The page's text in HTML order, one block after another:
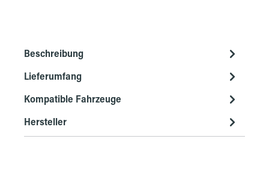
Beschreibung
Lieferumfang
Kompatible Fahrzeuge
Hersteller